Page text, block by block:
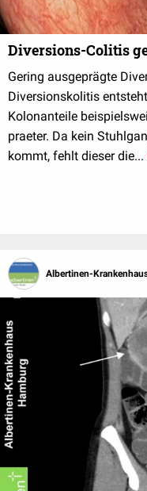
Diversions-Colitis
Gering ausgeprägte
Diversionskolitis
Kolonanteile
praeter. Da kein
kommt, fehlt dieser die...
Albertinen-